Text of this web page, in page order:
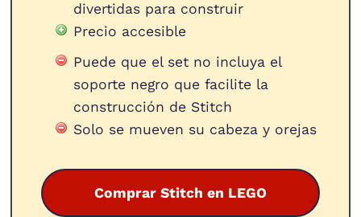
divertidas para construir
Precio accesible
Puede que el set no incluya el
soporte negro que facilite la
construcción de Stitch
Solo se mueven su cabeza y orejas
Comprar Stitch en LEGO